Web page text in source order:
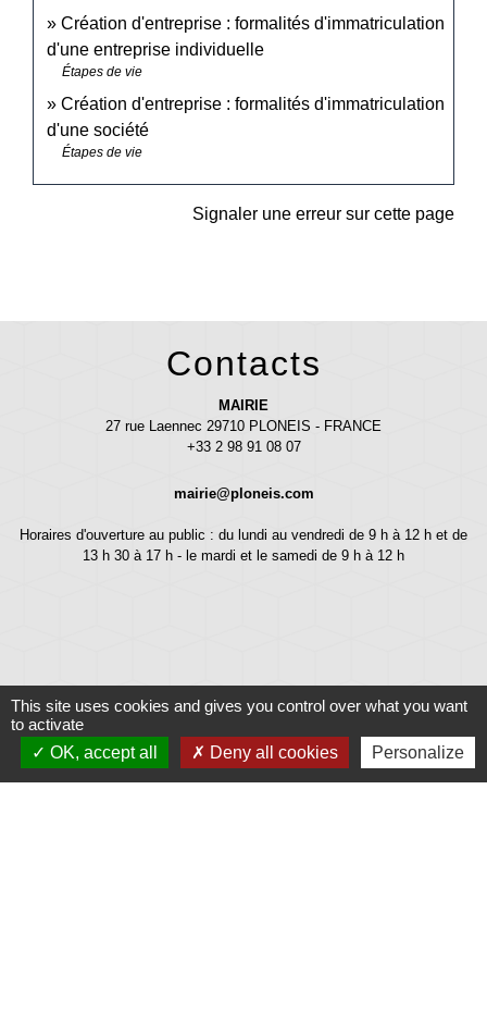
Création d'entreprise : formalités d'immatriculation
d'une entreprise individuelle
Étapes de vie
Création d'entreprise : formalités d'immatriculation
d'une société
Étapes de vie
Signaler une erreur sur cette page
Contacts
MAIRIE
27 rue Laennec 29710 PLONEIS - FRANCE
+33 2 98 91 08 07
mairie@ploneis.com
Horaires d'ouverture au public : du lundi au vendredi de 9 h à 12 h et de
13 h 30 à 17 h - le mardi et le samedi de 9 h à 12 h
This site uses cookies and gives you control over what you want
to activate
OK, accept all
Deny all cookies Personalize